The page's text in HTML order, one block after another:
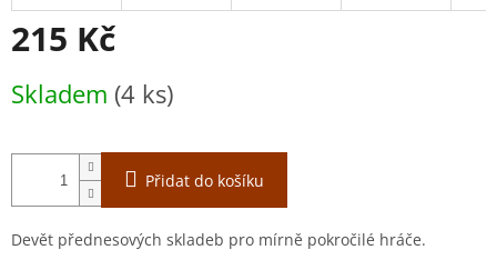
215 Kč
cena:
Skladem (4 ks)
Přidat do košíku
Devět přednesových skladeb pro mírně pokročilé hráče.